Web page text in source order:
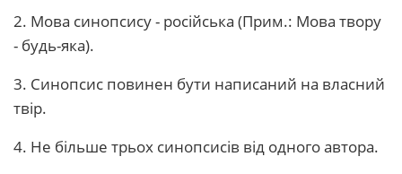
2. Мова синопсису - російська (Прим.: Мова твору
- будь-яка).
3. Синопсис повинен бути написаний на власний
твір.
4. Не більше трьох синопсисів від одного автора.